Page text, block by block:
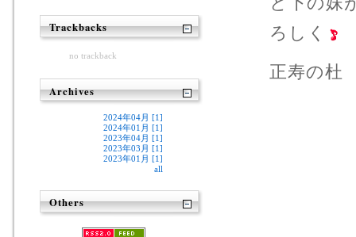
ろしく
正寿の
Trackbacks
no trackback
Archives
2024年04月 [1]
2024年01月 [1]
2023年04月 [1]
2023年03月 [1]
2023年01月 [1]
all
Others